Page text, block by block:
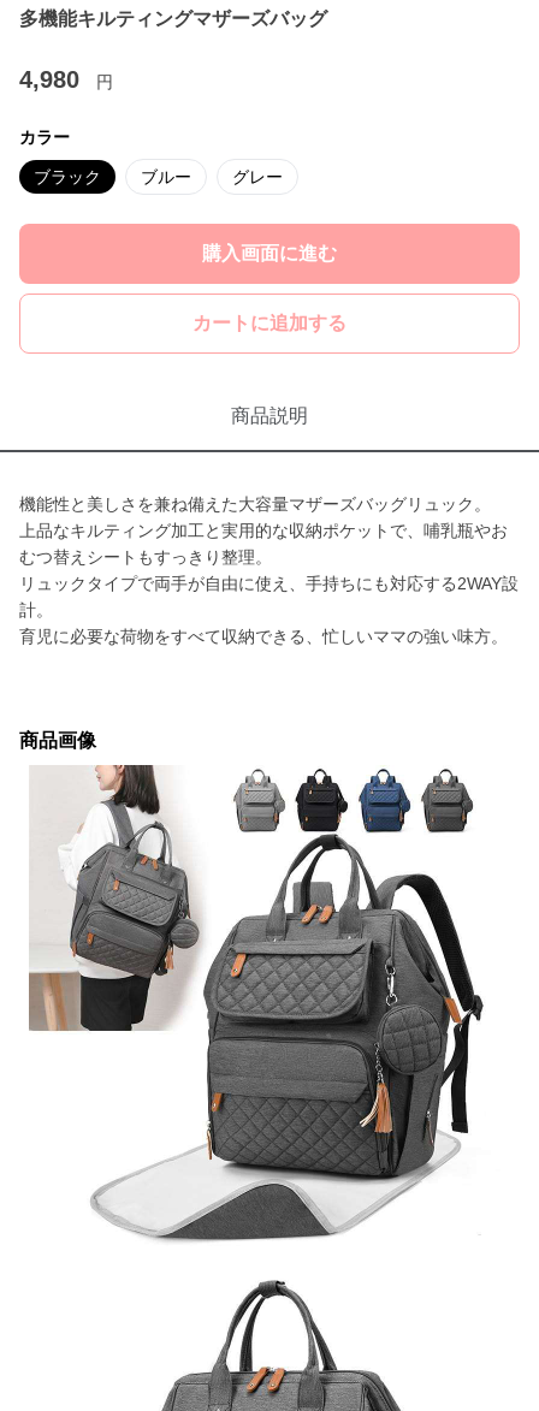
多機能キルティングマザーズバッグ
4,980 円
カラー
ブラック ブルー グレー
購入画面に進む
カートに追加する
商品説明
機能性と美しさを兼ね備えた大容量マザーズバッグリュック。
上品なキルティング加工と実用的な収納ポケットで、哺乳瓶やお
むつ替えシートもすっきり整理。
リュックタイプで両手が自由に使え、手持ちにも対応する2WAY設
計。
育児に必要な荷物をすべて収納できる、忙しいママの強い味方。
商品画像